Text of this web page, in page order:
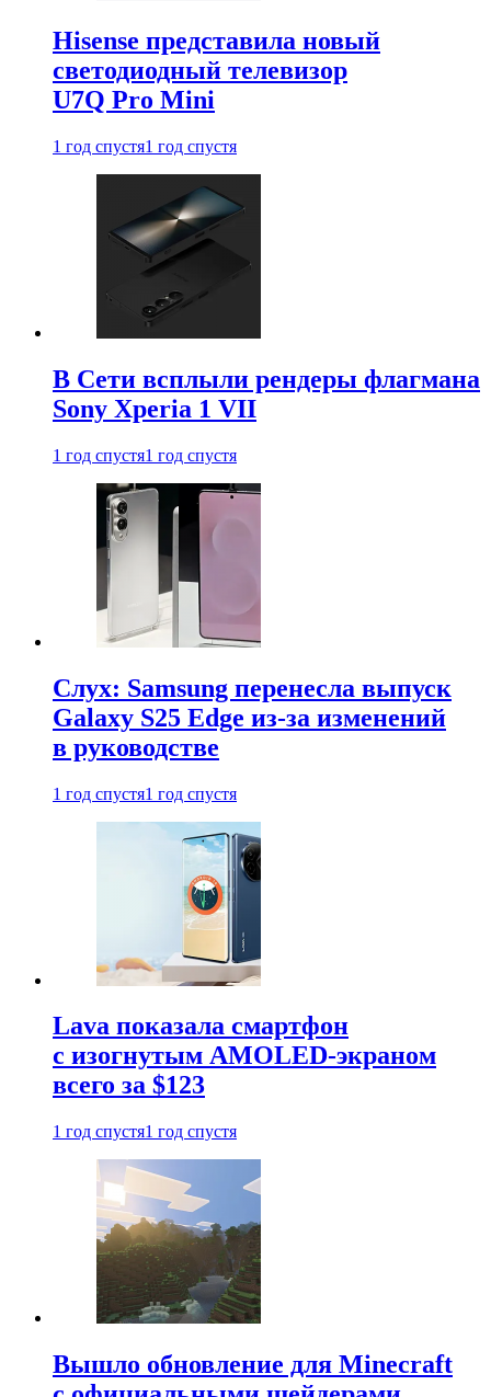
Hisense представила новый
светодиодный телевизор
U7Q Pro Mini
1 год спустя1 год спустя
В Сети всплыли рендеры флагмана
Sony Xperia 1 VII
1 год спустя1 год спустя
Слух: Samsung перенесла выпуск
Galaxy S25 Edge из-за изменений
в руководстве
1 год спустя1 год спустя
Lava показала смартфон
с изогнутым AMOLED-экраном
всего за $123
1 год спустя1 год спустя
Вышло обновление для Minecraft